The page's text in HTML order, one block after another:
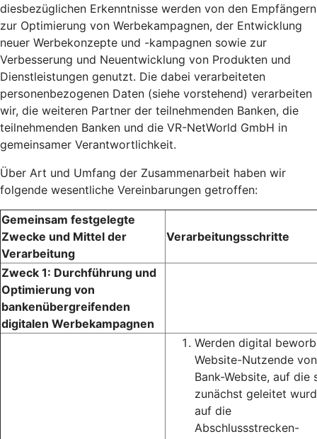
diesbezüglichen Erkenntnisse werden von den Empfängern
zur Optimierung von Werbekampagnen, der Entwicklung
neuer Werbekonzepte und -kampagnen sowie zur
Verbesserung und Neuentwicklung von Produkten und
Dienstleistungen genutzt. Die dabei verarbeiteten
personenbezogenen Daten (siehe vorstehend) verarbeiten
wir, die weiteren Partner der teilnehmenden Banken, die
teilnehmenden Banken und die VR-NetWorld GmbH in
gemeinsamer Verantwortlichkeit.
Über Art und Umfang der Zusammenarbeit haben wir
folgende wesentliche Vereinbarungen getroffen:
Gemeinsam festgelegte
Zwecke und Mittel der
Verarbeitung
Verarbeitungsschritte
Zweck 1: Durchführung und
Optimierung von
bankenübergreifenden
digitalen Werbekampagnen
Werden digital
Website-Nutzende
Bank-Website, auf die
zunächst geleitet
auf die
Abschlussstrecken-